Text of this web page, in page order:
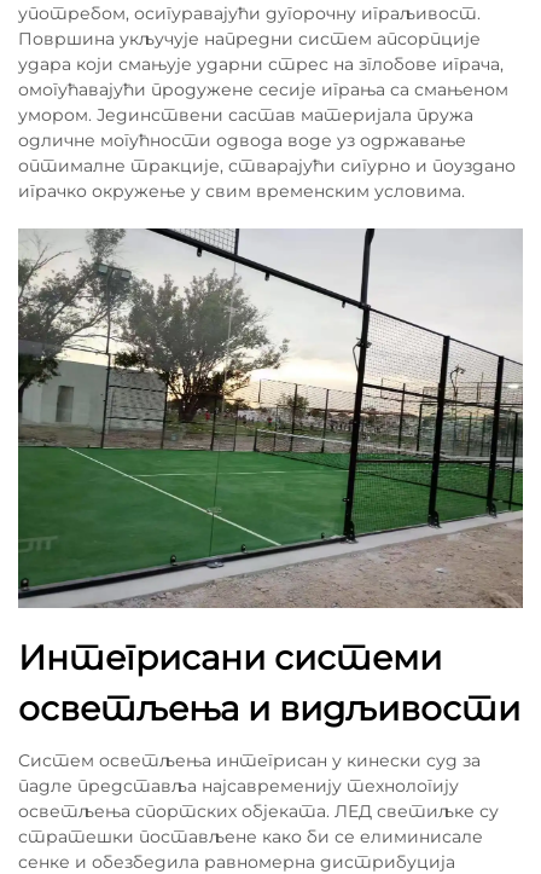
употребом, осигуравајући дугорочну играљивост.
Површина укључује напредни систем апсорпције
удара који смањује ударни стрес на зглобове играча,
омогућавајући продужене сесије играња са смањеном
умором. Јединствени састав материјала пружа
одличне могућности одвода воде уз одржавање
оптималне тракције, стварајући сигурно и поуздано
играчко окружење у свим временским условима.
Интегрисани системи
осветљења и видљивости
Систем осветљења интегрисан у кинески суд за
падле представља најсавременију технологију
осветљења спортских објеката. ЛЕД светиљке су
стратешки постављене како би се елиминисале
сенке и обезбедила равномерна дистрибуција